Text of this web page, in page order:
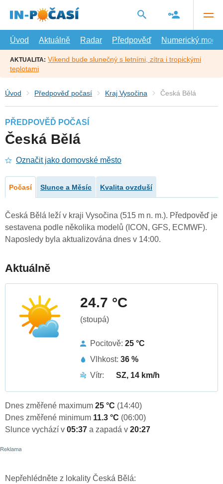
hlavní
Úvod
Aktuálně Radar Předpověď Numerický model
AKTUALITA: Víkend bude slunečný s letními, zítra i tropickými
teplotami
Úvod Předpověď počasí Kraj Vysočina Česká Bělá
PŘEDPOVĚĎ POČASÍ
Česká Bělá
Označit jako domovské město
Počasí Slunce a Měsíc Kvalita ovzduší
Česká Bělá leží v kraji Vysočina (515 m n. m.). Předpověď je
sestavena podle několika modelů (ICON, GFS, ECMWF).
Naposledy byla aktualizována dnes v 14:00.
Aktuálně
24.7 °C
(stoupá)
Pocitově: 25 °C
Vlhkost: 36 %
Vítr:
SZ, 14 km/h
Dnes změřené maximum 25 °C (14:40)
Dnes změřené minimum 11.3 °C (06:00)
Slunce vychází v 05:37 a zapadá v 20:27
Nepřehlédněte z lokality Česká Bělá: